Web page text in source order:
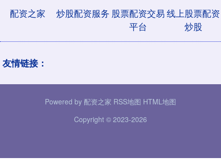
配资之家 炒股配资服务 股票配资交易
平台
线上股票配资
炒股
友情链接：
Powered by 配资之家 RSS地图 HTML地图
Copyright © 2023-2026